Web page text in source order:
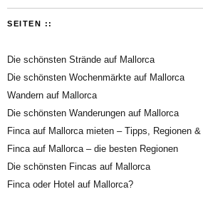
SEITEN ::
Die schönsten Strände auf Mallorca
Die schönsten Wochenmärkte auf Mallorca
Wandern auf Mallorca
Die schönsten Wanderungen auf Mallorca
Finca auf Mallorca mieten – Tipps, Regionen
Finca auf Mallorca – die besten Regionen
Die schönsten Fincas auf Mallorca
Finca oder Hotel auf Mallorca?